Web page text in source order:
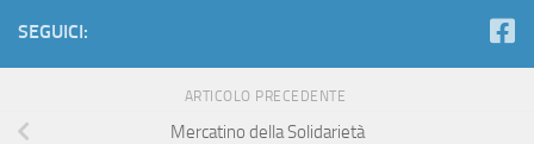
SEGUICI:
ARTICOLO PRECEDENTE
Mercatino della Solidarietà